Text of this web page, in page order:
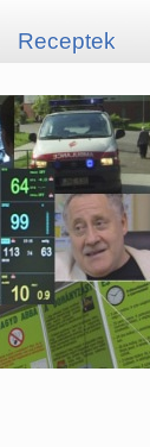
Receptek